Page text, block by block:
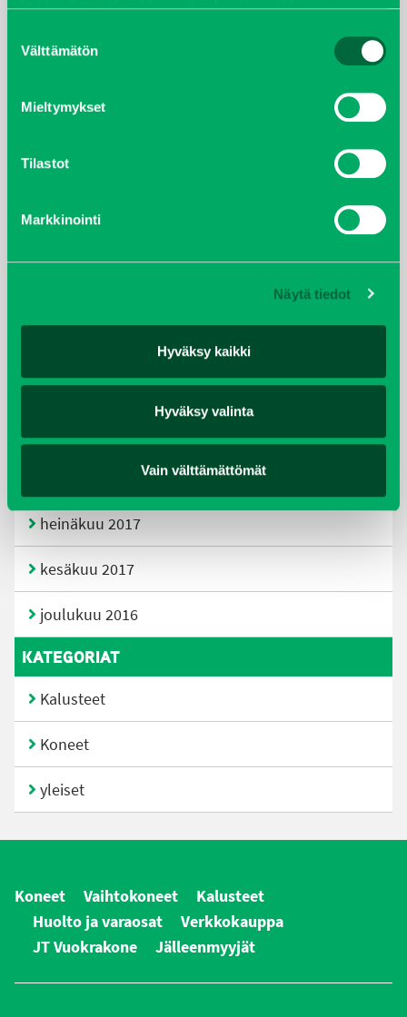
lisää evästeistä sekä muuttaa hyväksyntääsievästeet
valinta
Välttämätön
Mieltymykset
Tilastot
Markkinointi
Näytä tiedot
Hyväksy kaikki
Hyväksy valinta
Vain välttämättömät
kesäkuu 2021
tammikuu 2021
elokuu 2018
tammikuu 2018
heinäkuu 2017
kesäkuu 2017
joulukuu 2016
KATEGORIAT
Kalusteet
Koneet
yleiset
Koneet Vaihtokoneet
Kalusteet
Huolto ja varaosat
Verkkokauppa
JT Vuokrakone
Jälleenmyyjät